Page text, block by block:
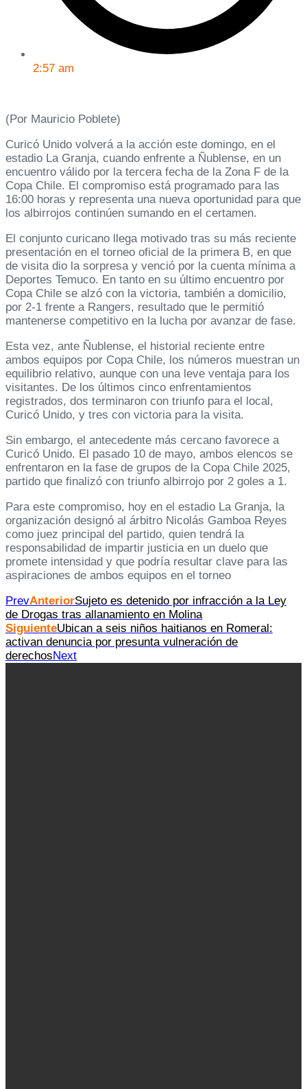
2:57 am
(Por Mauricio Poblete)
Curicó Unido volverá a la acción este domingo, en el
estadio La Granja, cuando enfrente a Ñublense, en un
encuentro válido por la tercera fecha de la Zona F de la
Copa Chile. El compromiso está programado para las
16:00 horas y representa una nueva oportunidad para que
los albirrojos continúen sumando en el certamen.
El conjunto curicano llega motivado tras su más reciente
presentación en el torneo oficial de la primera B, en que
de visita dio la sorpresa y venció por la cuenta mínima a
Deportes Temuco. En tanto en su último encuentro por
Copa Chile se alzó con la victoria, también a domicilio,
por 2-1 frente a Rangers, resultado que le permitió
mantenerse competitivo en la lucha por avanzar de fase.
Esta vez, ante Ñublense, el historial reciente entre
ambos equipos por Copa Chile, los números muestran un
equilibrio relativo, aunque con una leve ventaja para los
visitantes. De los últimos cinco enfrentamientos
registrados, dos terminaron con triunfo para el local,
Curicó Unido, y tres con victoria para la visita.
Sin embargo, el antecedente más cercano favorece a
Curicó Unido. El pasado 10 de mayo, ambos elencos se
enfrentaron en la fase de grupos de la Copa Chile 2025,
partido que finalizó con triunfo albirrojo por 2 goles a 1.
Para este compromiso, hoy en el estadio La Granja, la
organización designó al árbitro Nicolás Gamboa Reyes
como juez principal del partido, quien tendrá la
responsabilidad de impartir justicia en un duelo que
promete intensidad y que podría resultar clave para las
aspiraciones de ambos equipos en el torneo
PrevAnteriorSujeto es detenido por infracción a la Ley
de Drogas tras allanamiento en Molina
SiguienteUbican a seis niños haitianos en Romeral:
activan denuncia por presunta vulneración de
derechosNext